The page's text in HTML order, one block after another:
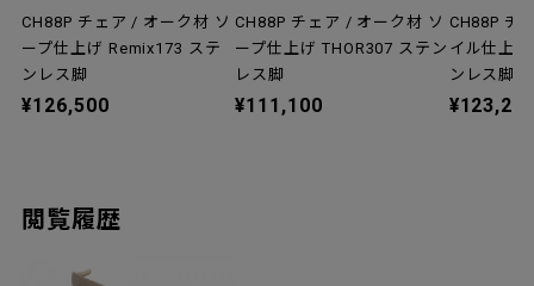
CH88P チェア / オーク材 ソ
ープ仕上げ Remix173 ステ
ンレス脚
¥126,500
CH88P チェア / オーク材 ソ
ープ仕上げ THOR307 ステン
レス脚
¥111,100
CH88P チ
イル仕上
ンレス脚
閲覧履歴